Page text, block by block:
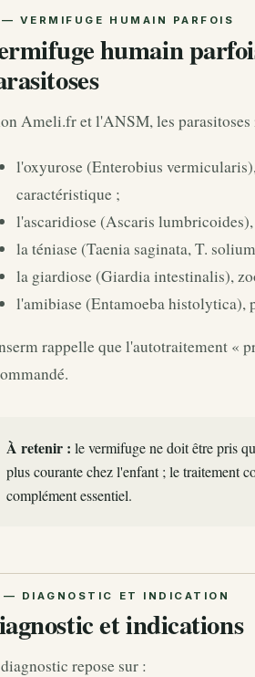
humain
Ameli.fr et l'ANSM, les
l'oxyurose (Enterobius
caractéristique ;
l'ascaridiose (Ascaris
la téniase (Taenia saginata, T.
la giardiose (Giardia intestinalis),
l'amibiase (Entamoeba histolytica),
rappelle que l'autotraitement «
À retenir : le vermifuge ne doit être pris
plus courante chez l'enfant ; le traitement
complément essentiel.
et indications
repose sur :